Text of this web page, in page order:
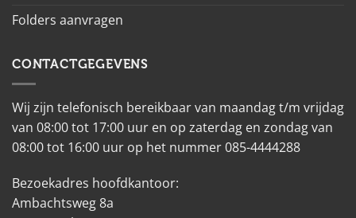
Folders aanvragen
CONTACTGEGEVENS
Wij zijn telefonisch bereikbaar van maandag t/m vrijdag
van 08:00 tot 17:00 uur en op zaterdag en zondag van
08:00 tot 16:00 uur op het nummer 085-4444288
Bezoekadres hoofdkantoor:
Ambachtsweg 8a